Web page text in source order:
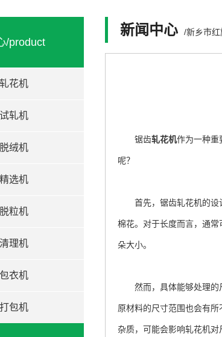
/product
花机
轧机
绒机
选机
粒机
理机
衣机
包机
新闻中心 /新乡市
锯齿轧花机作为一种重
呢？
首先，锯齿轧花机的设计
棉花。对于长度而言，通
朵大小。
然而，具体能够处理的尺
原材料的尺寸范围也会有
杂质，可能会影响轧花机对